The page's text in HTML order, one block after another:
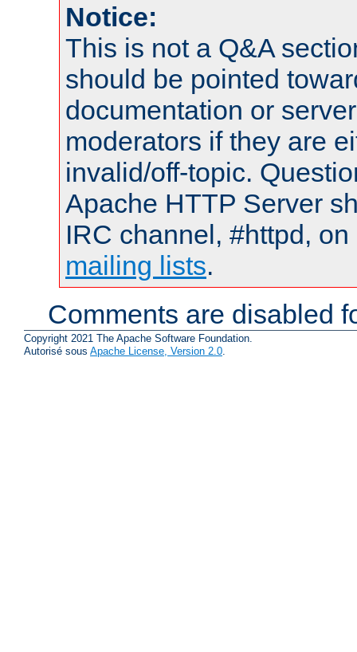
Notice:
This is not a Q&A
should be pointed
documentation or
moderators if they are
invalid/off-topic.
Apache HTTP Server
IRC channel, #httpd,
mailing lists.
Comments are disabled
Copyright 2021 The Apache Software Foundation.
Autorisé sous Apache License, Version 2.0.